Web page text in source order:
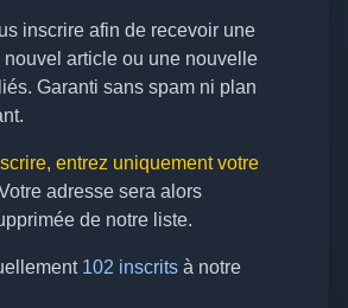
inscrire afin de recevoir une
article ou une nouvelle
Garanti sans spam ni plan
entrez uniquement votre
adresse sera alors
de notre liste.
102 inscrits à notre